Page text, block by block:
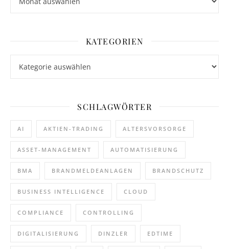
KATEGORIEN
SCHLAGWÖRTER
AI AKTIEN-TRADING ALTERSVORSORGE
ASSET-MANAGEMENT AUTOMATISIERUNG
BMA BRANDMELDEANLAGEN BRANDSCHUTZ
BUSINESS INTELLIGENCE CLOUD
COMPLIANCE CONTROLLING
DIGITALISIERUNG DINZLER EDTIME